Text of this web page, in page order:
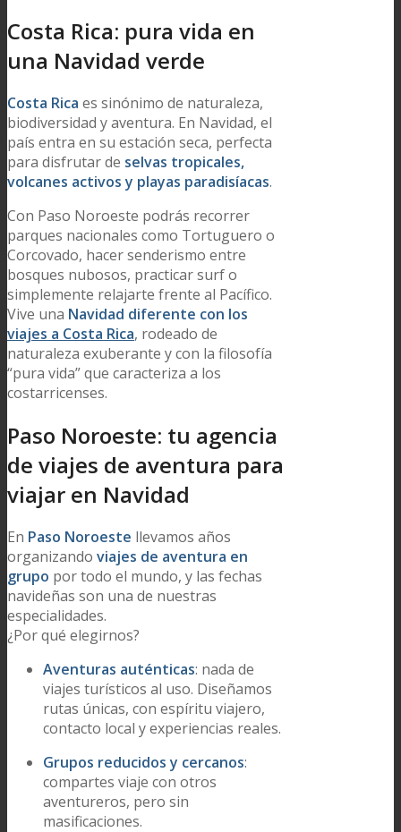
Costa Rica: pura vida en
una Navidad verde
Costa Rica es sinónimo de naturaleza,
biodiversidad y aventura. En Navidad, el
país entra en su estación seca, perfecta
para disfrutar de selvas tropicales,
volcanes activos y playas paradisíacas.
Con Paso Noroeste podrás recorrer
parques nacionales como Tortuguero o
Corcovado, hacer senderismo entre
bosques nubosos, practicar surf o
simplemente relajarte frente al Pacífico.
Vive una Navidad diferente con los
viajes a Costa Rica, rodeado de
naturaleza exuberante y con la filosofía
“pura vida” que caracteriza a los
costarricenses.
Paso Noroeste: tu agencia
de viajes de aventura para
viajar en Navidad
En Paso Noroeste llevamos años
organizando viajes de aventura en
grupo por todo el mundo, y las fechas
navideñas son una de nuestras
especialidades.
¿Por qué elegirnos?
Aventuras auténticas: nada de
viajes turísticos al uso. Diseñamos
rutas únicas, con espíritu viajero,
contacto local y experiencias reales.
Grupos reducidos y cercanos:
compartes viaje con otros
aventureros, pero sin
masificaciones.